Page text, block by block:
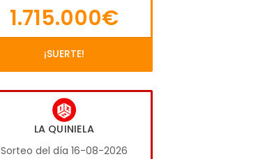
1.715.000€
¡SUERTE!
LA QUINIELA
Sorteo del día 16-08-2026